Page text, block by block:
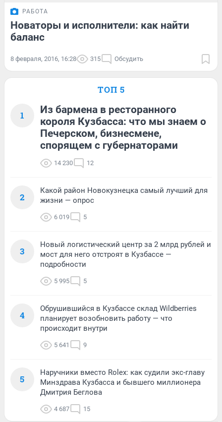
РАБОТА
Новаторы и исполнители: как найти
баланс
8 февраля, 2016, 16:28 315 Обсудить
ТОП 5
1
Из бармена в ресторанного
короля Кузбасса: что мы знаем о
Печерском, бизнесмене,
спорящем с губернаторами
14 230 12
2
Какой район Новокузнецка самый лучший для
жизни — опрос
6 019 5
3
Новый логистический центр за 2 млрд рублей и
мост для него отстроят в Кузбассе —
подробности
5 995 5
4
Обрушившийся в Кузбассе склад Wildberries
планирует возобновить работу — что
происходит внутри
5 641 9
5
Наручники вместо Rolex: как судили экс-главу
Минздрава Кузбасса и бывшего миллионера
Дмитрия Беглова
4 687 15